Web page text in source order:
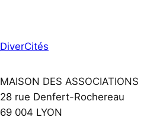
DiverCités
MAISON DES ASSOCIATIONS
28 rue Denfert-Rochereau
69 004 LYON